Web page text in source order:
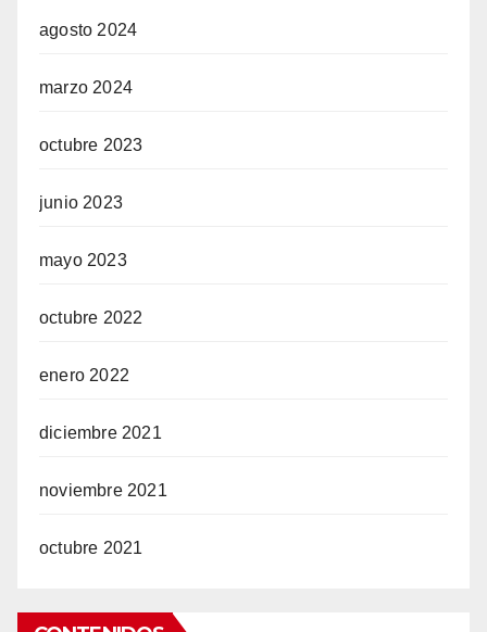
agosto 2024
marzo 2024
octubre 2023
junio 2023
mayo 2023
octubre 2022
enero 2022
diciembre 2021
noviembre 2021
octubre 2021